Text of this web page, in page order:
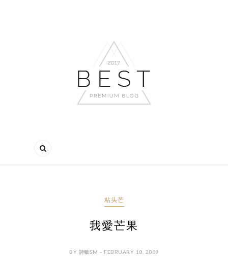
粘头芒
我愛芒果
BY 詩敏SM - FEBRUARY 18, 2009